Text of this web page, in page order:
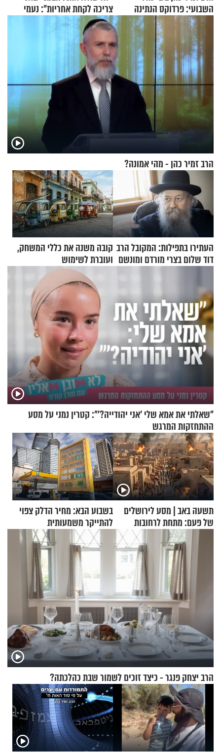
השבועי: פרדוקס הנתינה
צריכה לקחת אחריות": נעמי
בנט בריאיון אישי
הרב זמיר כהן - מהי אמונה?
העתירו בתפילות: המקובל הרב
דוד שלום בצרי מורדם ומונשם
קובה משנה את כללי המשחק,
ועוברת לשימוש
בתלת־אופנועים סולאריים
"שאלתי את אמא שלי 'אני יהודייה?'": קטרין נמני על מסע
ההתחזקות המרגש
תשעה באב | מסע לירושלים
של פעם: מתחת לרחובות
ירושלים
בשבוע הבא: מחיר הדלק צפוי
להתייקר משמעותית
הרב יצחק פנגר - כיצד זוכים לשמור שבת כהלכתה?